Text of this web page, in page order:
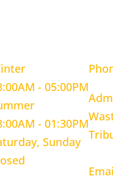
- 05:00PM
- 01:30PM
Sunday